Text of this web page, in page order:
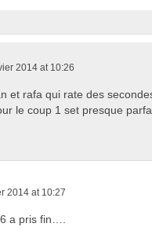
2014 at 10:26
et rafa qui rate des
le coup 1 set presque
2014 at 10:27
a pris fin….